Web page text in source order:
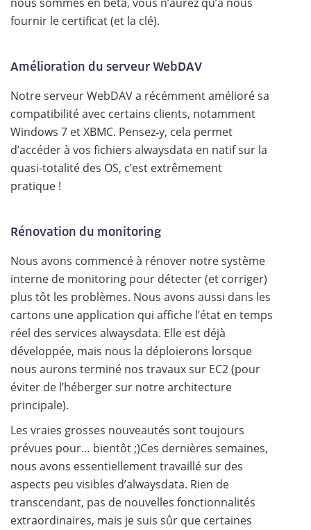
fournir le certificat (et la clé).
Amélioration du serveur WebDAV
Notre serveur WebDAV a récémment amélioré sa
compatibilité avec certains clients, notamment
Windows 7 et XBMC. Pensez‑y, cela permet
d’accéder à vos fichiers alwaysdata en natif sur la
quasi-totalité des OS, c’est extrêmement
pratique !
Rénovation du monitoring
Nous avons commencé à rénover notre système
interne de monitoring pour détecter (et corriger)
plus tôt les problèmes. Nous avons aussi dans les
cartons une application qui affiche l’état en temps
réel des services alwaysdata. Elle est déjà
développée, mais nous la déploierons lorsque
nous aurons terminé nos travaux sur EC2 (pour
éviter de l’héberger sur notre architecture
principale).
Les vraies grosses nouveautés sont toujours
prévues pour… bientôt ;)Ces dernières semaines,
nous avons essentiellement travaillé sur des
aspects peu visibles d’alwaysdata. Rien de
transcendant, pas de nouvelles fonctionnalités
extraordinaires, mais je suis sûr que certaines